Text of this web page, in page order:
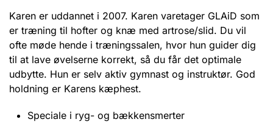
Karen er uddannet i 2007. Karen varetager GLAiD som
er træning til hofter og knæ med artrose/slid. Du vil
ofte møde hende i træningssalen, hvor hun guider dig
til at lave øvelserne korrekt, så du får det optimale
udbytte. Hun er selv aktiv gymnast og instruktør. God
holdning er Karens kæphest.
Speciale i ryg- og bækkensmerter